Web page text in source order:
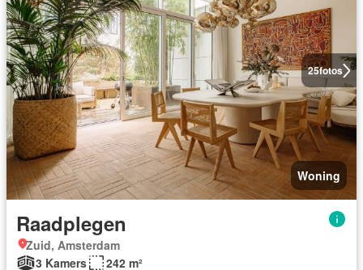
25fotos
Woning
Raadplegen
Zuid, Amsterdam
3 Kamers
242 m²